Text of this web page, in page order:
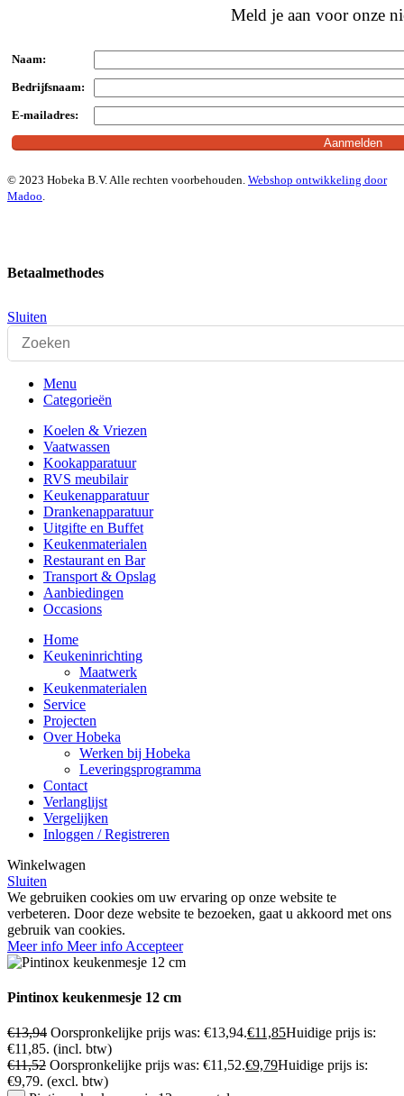
Meld je aan voor onze
Naam:
Bedrijfsnaam:
E-mailadres:
© 2023 Hobeka B.V. Alle rechten voorbehouden. Webshop ontwikkeling door
Madoo.
Betaalmethodes
Sluiten
Menu
Categorieën
Koelen & Vriezen
Vaatwassen
Kookapparatuur
RVS meubilair
Keukenapparatuur
Drankenapparatuur
Uitgifte en Buffet
Keukenmaterialen
Restaurant en Bar
Transport & Opslag
Aanbiedingen
Occasions
Home
Keukeninrichting
Maatwerk
Keukenmaterialen
Service
Projecten
Over Hobeka
Werken bij Hobeka
Leveringsprogramma
Contact
Verlanglijst
Vergelijken
Inloggen / Registreren
Winkelwagen
Sluiten
We gebruiken cookies om uw ervaring op onze website te
verbeteren. Door deze website te bezoeken, gaat u akkoord met ons
gebruik van cookies.
Meer info Meer info Accepteer
Pintinox keukenmesje 12 cm
€13,94 Oorspronkelijke prijs was: €13,94.€11,85Huidige prijs is:
€11,85. (incl. btw)
€11,52 Oorspronkelijke prijs was: €11,52.€9,79Huidige prijs is:
€9,79. (excl. btw)